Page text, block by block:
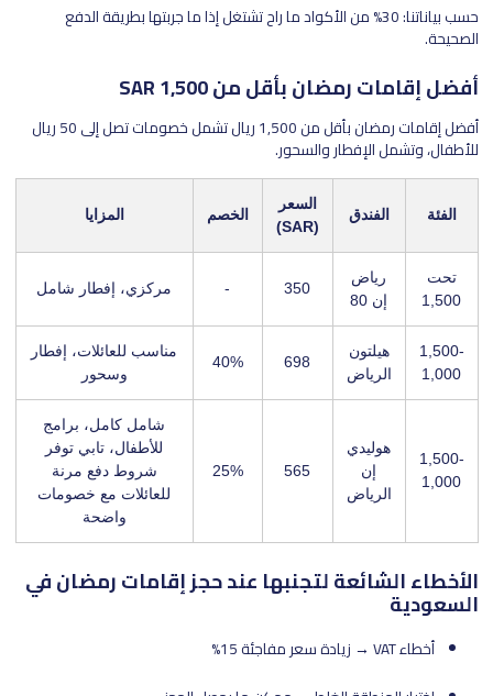
حسب بياناتنا: 30% من الأكواد ما راح تشتغل إذا ما جربتها بطريقة الدفع
الصحيحة.
أفضل إقامات رمضان بأقل من 1,500 SAR
أفضل إقامات رمضان بأقل من 1,500 ريال تشمل خصومات تصل إلى 50 ريال
للأطفال، وتشمل الإفطار والسحور.
الفئة الفندق
السعر
(SAR)
الخصم المزايا
تحت
1,500
رياض
إن 80
350
- مركزي، إفطار شامل
1,500-
1,000
هيلتون
الرياض
698
40%
مناسب للعائلات، إفطار
وسحور
1,500-
1,000
هوليدي
إن
الرياض
565
25%
شامل كامل، برامج
للأطفال، تابي توفر
شروط دفع مرنة
للعائلات مع خصومات
واضحة
الأخطاء الشائعة لتجنبها عند حجز إقامات رمضان في
السعودية
أخطاء VAT → زيادة سعر مفاجئة 15%